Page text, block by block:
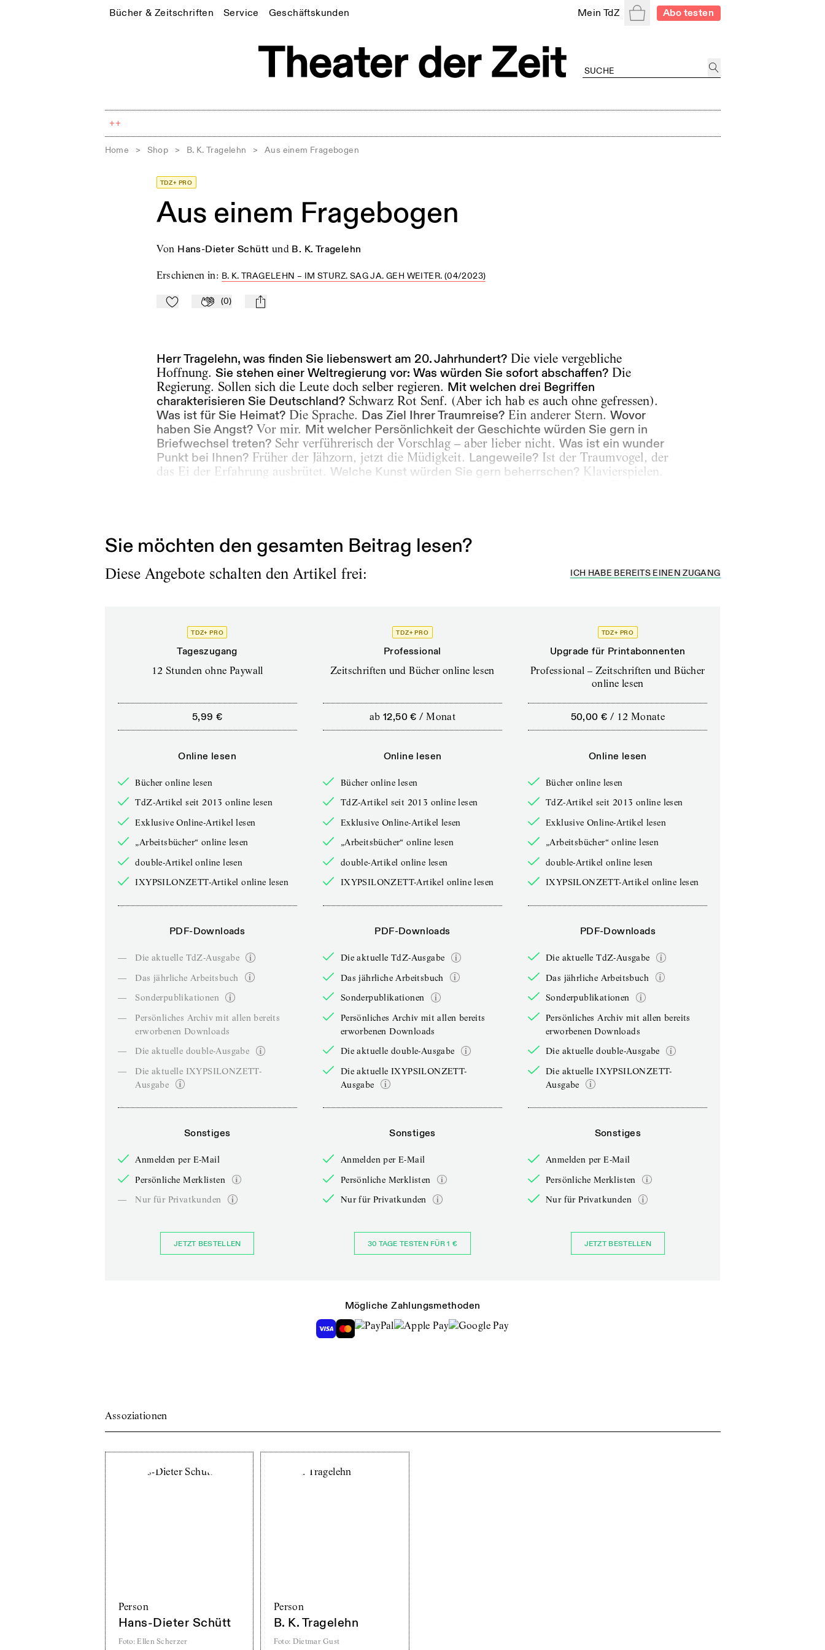
Bücher & Zeitschriften Service Geschäftskunden Mein TdZ WarenkorbAbo testen
++
Home > Shop > B. K. Tragelehn > Aus einem Fragebogen
TDZ+ PRO
Aus einem Fragebogen
von Hans-Dieter Schütt und B. K. Tragelehn
Erschienen in: B. K. TRAGELEHN – IM STURZ. SAG JA. GEH WEITER. (04/2023)
Zu Mein-TdZ hinzufügen
Applaudieren
(0) mail
Herr Tragelehn, was finden Sie liebenswert am 20. Jahrhundert?Die viele vergebliche
Hoffnung. Sie stehen einer Weltregierung vor: Was würden Sie sofort abschaffen?Die
Regierung. Sollen sich die Leute doch selber regieren. Mit welchen drei Begriffen
charakterisieren Sie Deutschland?Schwarz Rot Senf. (Aber ich hab es auch ohne gefressen).
Was ist für Sie Heimat?Die Sprache. Das Ziel Ihrer Traumreise?Ein anderer Stern. Wovor
haben Sie Angst?Vor mir. Mit welcher Persönlichkeit der Geschichte würden Sie gern in
Briefwechsel treten?Sehr verführerisch der Vorschlag – aber lieber nicht. Was ist ein wunder
Punkt bei Ihnen?Früher der Jähzorn, jetzt die Müdigkeit. Langeweile?Ist der Traumvogel, der
das Ei der Erfahrung ausbrütet. Welche Kunst würden Sie gern beherrschen?Klavierspielen.
Sie möchten den gesamten Beitrag lesen?
Diese Angebote schalten den Artikel frei: ICH HABE BEREITS EINEN ZUGANG
TDZ+ PRO
Tageszugang
12 Stunden ohne Paywall
5,99 €
Online lesen
Bücher online lesen
TdZ-Artikel seit 2013 online lesen
Exklusive Online-Artikel lesen
„Arbeitsbücher“ online lesen
double-Artikel online lesen
IXYPSILONZETT-Artikel online lesen
PDF-Downloads
—
Die aktuelle TdZ-Ausgabe
—
Das jährliche Arbeitsbuch
—
Sonderpublikationen
—
Persönliches Archiv mit allen bereits
erworbenen Downloads
—
Die aktuelle double-Ausgabe
—
Die aktuelle IXYPSILONZETT-
Ausgabe
Sonstiges
Anmelden per E-Mail
Persönliche Merklisten
—
Nur für Privatkunden
JETZT BESTELLEN
TDZ+ PRO
Professional
Zeitschriften und Bücher online lesen
ab 12,50 € /Monat
Online lesen
Bücher online lesen
TdZ-Artikel seit 2013 online lesen
Exklusive Online-Artikel lesen
„Arbeitsbücher“ online lesen
double-Artikel online lesen
IXYPSILONZETT-Artikel online lesen
PDF-Downloads
Die aktuelle TdZ-Ausgabe
Das jährliche Arbeitsbuch
Sonderpublikationen
Persönliches Archiv mit allen bereits
erworbenen Downloads
Die aktuelle double-Ausgabe
Die aktuelle IXYPSILONZETT-
Ausgabe
Sonstiges
Anmelden per E-Mail
Persönliche Merklisten
Nur für Privatkunden
30 TAGE TESTEN FÜR 1 €
TDZ+ PRO
Upgrade für Printabonnenten
Professional – Zeitschriften und Bücher
online lesen
50,00 € / 12 Monate
Online lesen
Bücher online lesen
TdZ-Artikel seit 2013 online lesen
Exklusive Online-Artikel lesen
„Arbeitsbücher“ online lesen
double-Artikel online lesen
IXYPSILONZETT-Artikel online lesen
PDF-Downloads
Die aktuelle TdZ-Ausgabe
Das jährliche Arbeitsbuch
Sonderpublikationen
Persönliches Archiv mit allen bereits
erworbenen Downloads
Die aktuelle double-Ausgabe
Die aktuelle IXYPSILONZETT-
Ausgabe
Sonstiges
Anmelden per E-Mail
Persönliche Merklisten
Nur für Privatkunden
JETZT BESTELLEN
Mögliche Zahlungsmethoden
Assoziationen
Person
Hans-Dieter Schütt
Foto: Ellen Scherzer
Person
B. K. Tragelehn
Foto: Dietmar Gust